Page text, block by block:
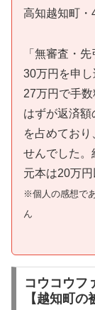
高知越知町・
「無審査・
30万円を申
27万円で手
はずが返済
を占めてお
せんでした。
元本は20万円
※個人の感想で
ん
コウコウフ
【越知町の